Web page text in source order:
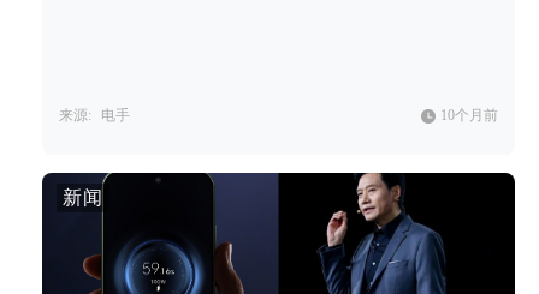
来源: 电手 10个月前
新闻